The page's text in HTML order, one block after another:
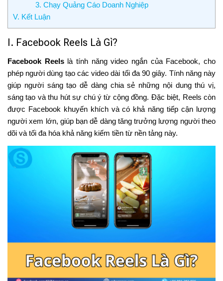
3. Chạy Quảng Cáo Doanh Nghiệp
V. Kết Luận
I. Facebook Reels Là Gì?
Facebook Reelslà tính năng video ngắn của Facebook, cho
phép người dùng tạo các video dài tối đa 90 giây. Tính năng này
giúp người sáng tạo dễ dàng chia sẻ những nội dung thú vị,
sáng tạo và thu hút sự chú ý từ cộng đồng. Đặc biệt, Reels còn
được Facebook khuyến khích và có khả năng tiếp cận lượng
người xem lớn, giúp bạn dễ dàng tăng trưởng lượng người theo
dõi và tối đa hóa khả năng kiếm tiền từ nền tảng này.